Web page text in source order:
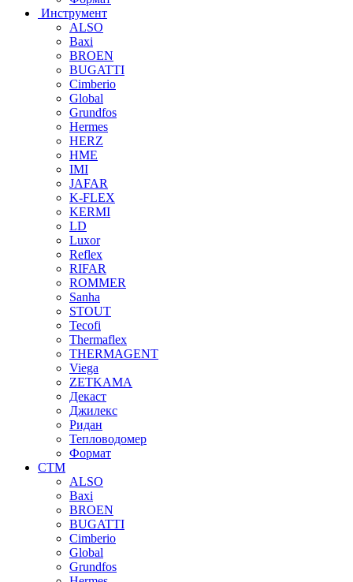
Инструмент
ALSO
Baxi
BROEN
BUGATTI
Cimberio
Global
Grundfos
Hermes
HERZ
HME
IMI
JAFAR
K-FLEX
KERMI
LD
Luxor
Reflex
RIFAR
ROMMER
Sanha
STOUT
Tecofi
Thermaflex
THERMAGENT
Viega
ZETKAMA
Декаст
Джилекс
Ридан
Тепловодомер
Формат
СТМ
ALSO
Baxi
BROEN
BUGATTI
Cimberio
Global
Grundfos